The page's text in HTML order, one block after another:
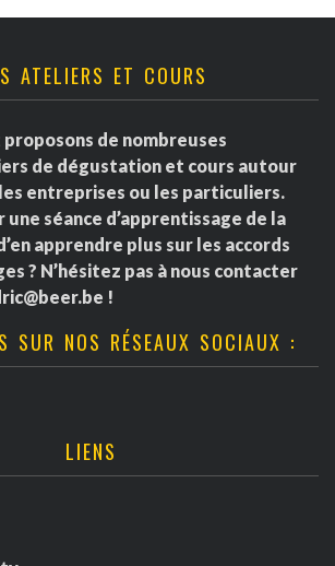
ATELIERS ET COURS
proposons de nombreuses
de dégustation et cours autour
entreprises ou les particuliers.
une séance d’apprentissage de la
apprendre plus sur les accords
? N’hésitez pas à nous contacter
!
SUR NOS RÉSEAUX SOCIAUX :
LIENS